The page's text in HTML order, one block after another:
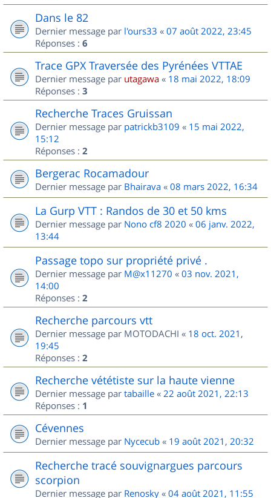
Dans le 82
Dernier message par l'ours33 « 07 août 2022, 23:45
Réponses : 6
Trace GPX Traversée des Pyrénées VTTAE
Dernier message par utagawa « 18 mai 2022, 18:09
Réponses : 3
Recherche Traces Gruissan
Dernier message par patrickb3109 « 15 mai 2022,
15:12
Réponses : 2
Bergerac Rocamadour
Dernier message par Bhairava « 08 mars 2022, 16:34
La Gurp VTT : Randos de 30 et 50 kms
Dernier message par Nono cf8 2020 « 06 janv. 2022,
13:44
Passage topo sur propriété privé .
Dernier message par M@x11270 « 03 nov. 2021,
14:00
Réponses : 2
Recherche parcours vtt
Dernier message par MOTODACHI « 18 oct. 2021,
19:45
Réponses : 2
Recherche vététiste sur la haute vienne
Dernier message par tabaille « 22 août 2021, 22:13
Réponses : 1
Cévennes
Dernier message par Nycecub « 19 août 2021, 20:32
Recherche tracé souvignargues parcours
scorpion
Dernier message par Renosky « 04 août 2021, 11:55